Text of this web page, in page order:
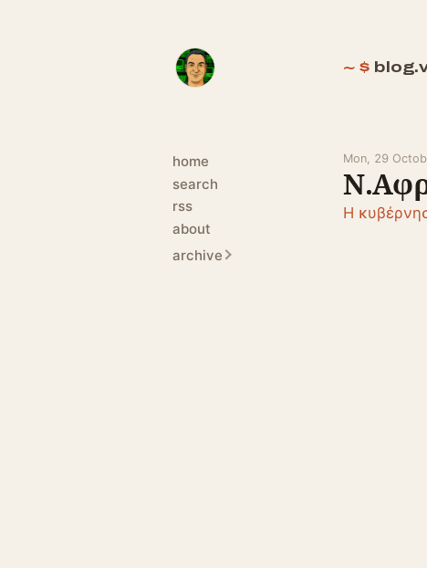
home
search
rss
about
archive
Mon, 29
Η